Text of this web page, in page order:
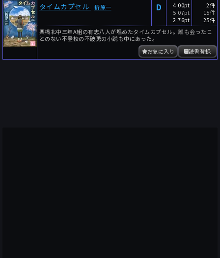
タイムカプセル 折原一 D
4.00pt
5.07pt
2.76pt
2件
15件
25件
栗橋北中三年A組の有志八人が埋めたタイムカプセル。誰も会ったこ
とのない不登校の不破勇の小説も中にあった。
読書登録
お気に入り